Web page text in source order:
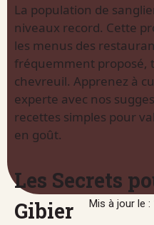
Mis à jour le
La population de
niveaux record. Cette
les menus des
fréquemment proposé,
chevreuil. Apprenez à
experte avec nos
recettes simples pour
en goût.
Les Secrets
Gibier